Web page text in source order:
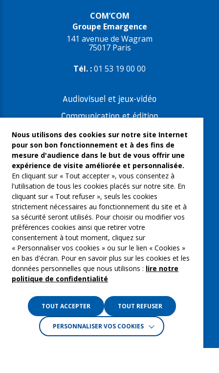
COM’COM
Groupe Emargence
141 avenue de Wagram
75017 Paris
Tél. :01 53 19 00 00
Audiovisuel et jeux-vidéo
Communication et édition
Freelances et artistes-auteurs
Musique et spectacles
Qui sommes-nous ?
Groupe Emargence
C’moi le chef
Actualités
Contactez nous
Mentions légales
Gestion des cookies
Crédits :La Jungle
Nous utilisons des cookies sur notre site Internet
pour son bon fonctionnement et à des fins de
mesure d'audience dans le but de vous offrir une
expérience de visite améliorée et personnalisée.
En cliquant sur « Tout accepter », vous consentez à
l'utilisation de tous les cookies placés sur notre site. En
cliquant sur « Tout refuser », seuls les cookies
strictement nécessaires au fonctionnement du site et à
sa sécurité seront utilisés. Pour choisir ou modifier vos
préférences cookies ainsi que retirer votre
consentement à tout moment, cliquez sur
« Personnaliser vos cookies » ou sur le lien « Cookies »
en bas d'écran. Pour en savoir plus sur les cookies et les
données personnelles que nous utilisons : lire notre
politique de confidentialité
TOUT ACCEPTER TOUT REFUSER
PERSONNALISER VOS COOKIES